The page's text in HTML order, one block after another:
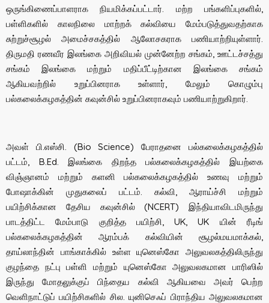
ஒருங்கிணைப்பாளராக நியமிக்கப்பட்டார். மற்ற பங்களிப்புகளில்,
பள்ளிகளில் காலநிலை மாற்றக் கல்வியை மேம்படுத்துவதற்காக
சுற்றுச்சூழல் அமைச்சகத்தில் ஆலோசகராக பணியாற்றியுள்ளார்.
திருமதி ரணவீர இலங்கை அறிவியல் முன்னேற்ற சங்கம், ஊட்டச்சத்து
சங்கம் இலங்கை மற்றும் மதிப்பீட்டிற்கான இலங்கை சங்கம்
ஆகியவற்றில் உறுப்பினராக உள்ளார், மேலும் கொழும்பு
பல்கலைக்கழகத்தின் கவுன்சில் உறுப்பினராகவும் பணியாற்றுகிறார்.
அவள் பி.எஸ்சி. (Bio Science) பேராதனை பல்கலைக்கழகத்தில்
பட்டம், B.Ed. இலங்கை திறந்த பல்கலைக்கழகத்தில் இயற்கை
விஞ்ஞானம் மற்றும் களனி பல்கலைக்கழகத்தில் உணவு மற்றும்
போஷாக்கின் முதுகலைப் பட்டம். கல்வி, ஆராய்ச்சி மற்றும்
பயிற்சிக்கான தேசிய கவுன்சில் (NCERT) இந்தியாவிடமிருந்து
பாடத்திட்ட மேம்பாடு குறித்த பயிற்சி, UK, UK யின் ரீடிங்
பல்கலைக்கழகத்தின் ஆரம்பக் கல்வியின் சூழல்மயமாக்கல்,
தாய்லாந்தின் பாங்காக்கில் உள்ள யுனெஸ்கோ அலுவலகத்திலிருந்து
குழந்தை நட்பு பள்ளி மற்றும் யுனெஸ்கோ அலுவலகமான பாரிஸில்
இருந்து மோதலுக்குப் பிந்தைய கல்வி ஆகியவை அவர் பெற்ற
வெளிநாட்டுப் பயிற்சிகளில் சில. யுனிசெஃப் பிராந்திய அலுவலகமான